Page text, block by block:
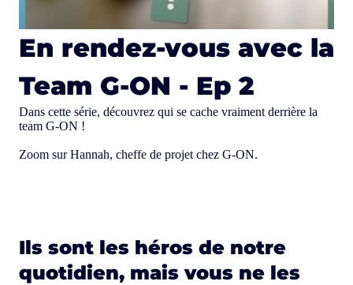
En rendez-vous avec la
Team G-ON - Ep 2
Dans cette série, découvrez qui se cache vraiment derrière la
team G-ON !
Zoom sur Hannah, cheffe de projet chez G-ON.
Ils sont les héros de notre
quotidien, mais vous ne les